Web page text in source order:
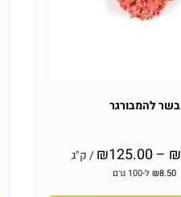
בשר להמבורגר
₪
–
₪125.00 / ק"ג
₪8.50 ל-100 גרם